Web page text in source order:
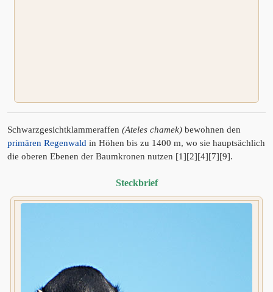
Schwarzgesichtklammeraffen (Ateles chamek) bewohnen den
primären Regenwald in Höhen bis zu 1400 m, wo sie hauptsächlich
die oberen Ebenen der Baumkronen nutzen [1][2][4][7][9].
Steckbrief